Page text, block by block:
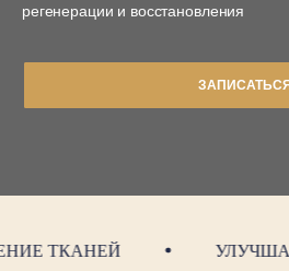
регенерации и восстановления
ЗАПИСАТЬСЯ
ТКАНЕЙ